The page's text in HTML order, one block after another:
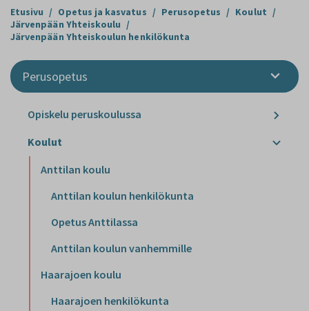
Etusivu / Opetus ja kasvatus / Perusopetus / Koulut /
Järvenpään Yhteiskoulu /
Järvenpään Yhteiskoulun henkilökunta
Perusopetus
Opiskelu peruskoulussa
Koulut
Anttilan koulu
Anttilan koulun henkilökunta
Opetus Anttilassa
Anttilan koulun vanhemmille
Haarajoen koulu
Haarajoen henkilökunta